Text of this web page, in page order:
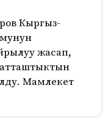
Кыргыз-
жасап,
Мамлекет